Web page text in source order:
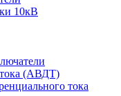
10кВ
(АВДТ)
тока